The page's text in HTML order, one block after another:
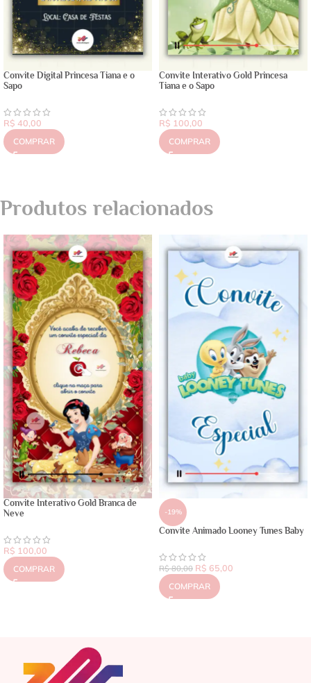
Convite Digital Princesa Tiana e o
Sapo
R$ 40,00
COMPRAR
Convite Interativo Gold Princesa
Tiana e o Sapo
R$ 100,00
COMPRAR
Produtos relacionados
Convite Interativo Gold Branca de
Neve
R$ 100,00
COMPRAR
-19%
Convite Animado Looney Tunes Baby
R$80,00 R$ 65,00
COMPRAR